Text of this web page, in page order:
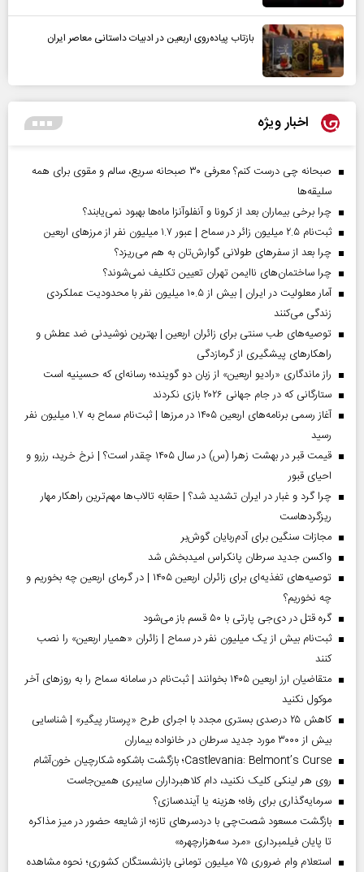
بازتاب پیاده‌روی اربعین در ادبیات داستانی معاصر ایران
اخبار ویژه
صبحانه چی درست کنم؟ معرفی ۳۰ صبحانه سریع، سالم و مقوی برای همه
سلیقه‌ها
چرا برخی بیماران بعد از کرونا و آنفلوآنزا ماه‌ها بهبود نمی‌یابند؟
ثبت‌نام ۲.۵ میلیون زائر در سماح | عبور ۱.۷ میلیون نفر از مرز‌های اربعین
چرا بعد از سفرهای طولانی گوارش‌تان به هم می‌ریزد؟
چرا ساختمان‌های ناایمن تهران تعیین تکلیف نمی‌شوند؟
آمار معلولیت در ایران | بیش از ۱۰.۵ میلیون نفر با محدودیت عملکردی
زندگی می‌کنند
توصیه‌های طب سنتی برای زائران اربعین | بهترین نوشیدنی ضد عطش و
راهکارهای پیشگیری از گرمازدگی
راز ماندگاری «رادیو اربعین» از زبان دو گوینده؛ رسانه‌ای که حسینیه است
ستارگانی که در جام جهانی ۲۰۲۶ بازی نکردند
آغاز رسمی برنامه‌های اربعین ۱۴۰۵ در مرز‌ها | ثبت‌نام سماح به ۱.۷ میلیون نفر
رسید
قیمت قبر در بهشت زهرا (س) در سال ۱۴۰۵ چقدر است؟ | نرخ خرید، رزرو و
احیای قبور
چرا گرد و غبار در ایران تشدید شد؟ | حقابه تالاب‌ها مهم‌ترین راهکار مهار
ریزگردهاست
مجازات سنگین برای آدم‌ربایان گوش‌بر
واکسن جدید سرطان پانکراس امیدبخش شد
توصیه‌های تغذیه‌ای برای زائران اربعین ۱۴۰۵ | در گرمای اربعین چه بخوریم و
چه نخوریم؟
گره قتل در دی‌جی پارتی با ۵۰ قسم باز می‌شود
ثبت‌نام بیش از یک میلیون نفر در سماح | زائران «همیار اربعین» را نصب
کنند
متقاضیان ارز اربعین ۱۴۰۵ بخوانند | ثبت‌نام در سامانه سماح را به روز‌های آخر
موکول نکنید
کاهش ۲۵ درصدی بستری مجدد با اجرای طرح «پرستار پیگیر» | شناسایی
بیش از ۳۰۰۰ مورد جدید سرطان در خانواده بیماران
Castlevania: Belmont’s Curse؛ بازگشت باشکوه شکارچیان خون‌آشام
روی هر لینکی کلیک نکنید، دام کلاهبرداران سایبری همین‌جاست
سرمایه‌گذاری برای رفاه؛ هزینه یا آینده‌سازی؟
بازگشت مسعود شصت‌چی با دردسر‌های تازه؛ از شایعه حضور در میز مذاکره
تا پایان فیلمبرداری «مرد سه‌هزارچهره»
استعلام وام ضروری ۷۵ میلیون تومانی بازنشستگان کشوری؛ نحوه مشاهده